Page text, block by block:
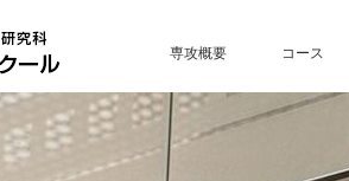
専攻概要 コース